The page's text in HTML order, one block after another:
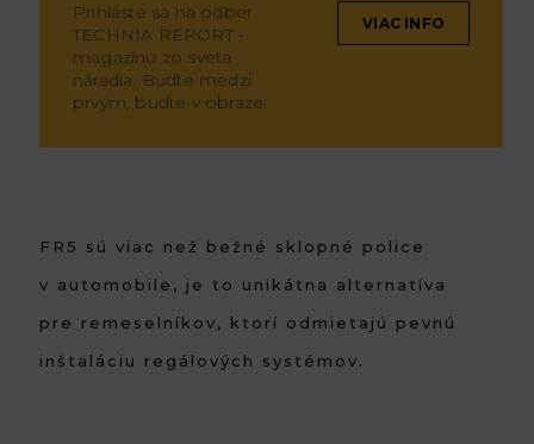
Prihláste sa na odber
TECHNIA REPORT -
magazínu zo sveta
náradia. Buďte medzi
prvým, buďte v obraze.
VIAC INFO
FR5 sú viac než bežné sklopné police
v automobile, je to unikátna alternatíva
pre remeselníkov, ktorí odmietajú pevnú
inštaláciu regálových systémov.